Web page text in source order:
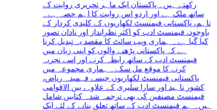
رکھتے ہیں۔ پاکستان ایک ماہر تحریری روایت کے
ساتھ ملک ہے اور اردو اس روایت کا اہم حصہ ہے۔
تاہم، پاکستانی فیمنسٹ لکھاریوں کے کلیدی کردار کے
باوجود، فیمنسٹ ادب کو اکثر نظرانداز اور نادان تصور
کیا گیا ہے۔ ہماری ویب سائٹ کا مقصد یہ تبدیل کرنا
ہے کہ پاکستانی پڑھنے والوں کو اپنی زبان میں
فیمنسٹ ادب کے ساتھ رابطہ کرنے اور اسے تجربہ
کرنے کا موقع مل سکے۔ ہماری مجموعہ میں
پاکستانی فیمنسٹ لکھاریوں جیسے فہمیدہ ریاض،
کشور ناہید اور سارا سلیری کے علاوہ، بین الاقوامی
فیمنسٹ مصنفین کی بھی ترجمہ شدہ کتابیں شامل
ہیں۔ ہم فیمنسٹ ادب کے ساتھ تعلق بنانے کے لئے ایک